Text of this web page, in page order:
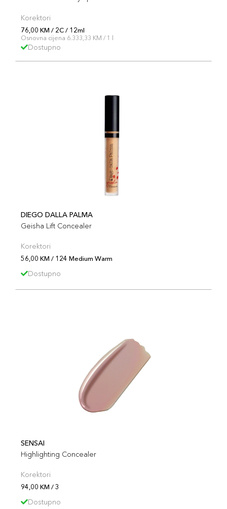
Korektori
76,00 KM / 2C / 12ml
Osnovna cijena 6.333,33 KM / 1 l
Dostupno
DIEGO DALLA PALMA
Geisha Lift Concealer
Korektori
56,00 KM / 124 Medium Warm
Dostupno
SENSAI
Highlighting Concealer
Korektori
94,00 KM / 3
Dostupno